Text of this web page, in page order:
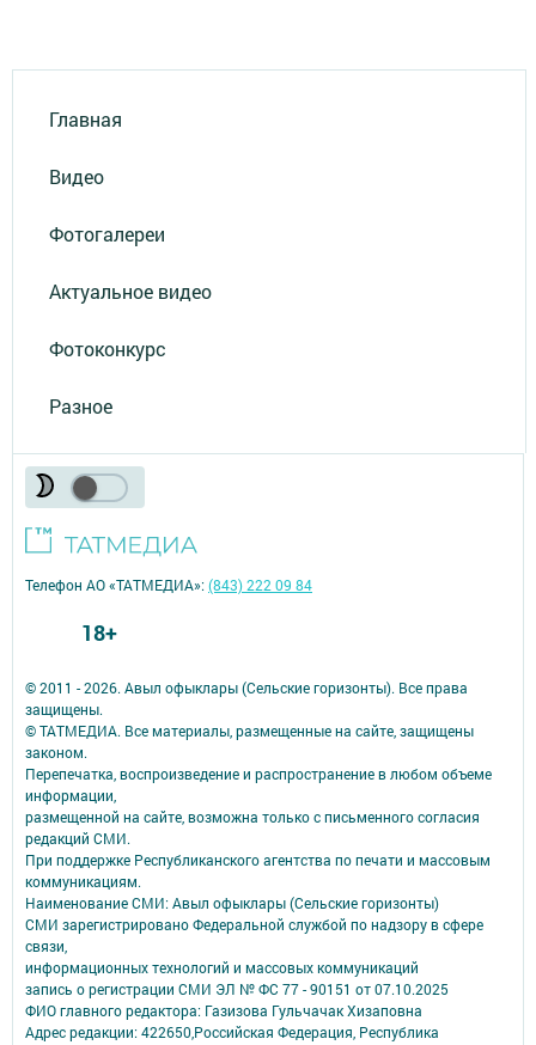
Главная
Видео
Фотогалереи
Актуальное видео
Фотоконкурс
Разное
© 2011 - 2026. Авыл офыклары (Сельские горизонты). Все права
защищены.
© ТАТМЕДИА. Все материалы, размещенные на сайте, защищены
законом.
Перепечатка, воспроизведение и распространение в любом объеме
информации,
размещенной на сайте, возможна только с письменного согласия
редакций СМИ.
При поддержке Республиканского агентства по печати и массовым
коммуникациям.
Наименование СМИ: Авыл офыклары (Сельские горизонты)
СМИ зарегистрировано Федеральной службой по надзору в сфере
связи,
информационных технологий и массовых коммуникаций
запись о регистрации СМИ ЭЛ № ФС 77 - 90151 от 07.10.2025
ФИО главного редактора: Газизова Гульчачак Хизаповна
Адрес редакции: 422650,Российская Федерация, Республика
Телефон АО «ТАТМЕДИА»:(843) 222 09 84
18+